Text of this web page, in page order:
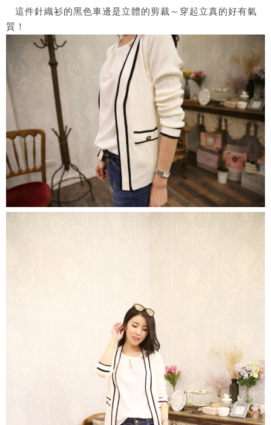
這件針織衫的黑色車邊是立體的剪裁～穿起立真的好有氣
質！